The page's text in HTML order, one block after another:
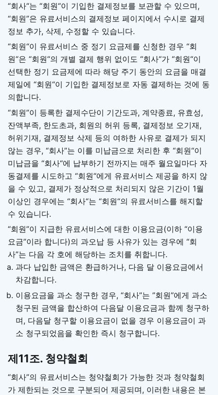
“회사“는 “회원“이 기입한 결제정보를 보관할 수 있으며,
“회원”은 유료서비스의 결제정보 페이지에서 수시로 결제
정보 추가, 삭제, 수정할 수 있습니다.
“회원“이 유료서비스 중 정기 요금제를 신청한 경우 “회
원“은 “회원“의 개별 결제 행위 없이도 “회사“가 “회원“이
선택한 정기 요금제에 따라 해당 주기 동안의 요금을 매결
제일에 “회원“이 기입한 결제정보로 자동 결제하는 것에 동
의합니다.
“회원”이 등록한 결제수단이 기간도과, 계약종료, 유효성,
잔액부족, 한도초과, 회원의 허위 등록, 결제정보 오기재,
허위기재, 결제정보 삭제 등의 여하한 사유로 결제가 되지
않는 경우, “회사”는 이를 미납금으로 처리한 후 “회원“이
미납금을 “회사“에 납부하기 전까지는 매주 월요일마다 자
동결제를 시도하고 “회원“에게 유료서비스 제공을 하지 않
을 수 있고, 결제가 정상적으로 처리되지 않은 기간이 1월
이상인 경우에는 “회사“는 “회원“의 유료서비스를 해지할
수 있습니다.
“회원”이 지급한 유료서비스에 대한 이용요금(이하 “이용
요금”이라 합니다)의 과오납 등 사유가 있는 경우에 “회
사”는 다음 각 호에 해당하는 조치를 취합니다.
과다 납입한 금액은 환급하거나, 다음 달 이용요금에서
차감합니다.
이용요금을 과소 청구한 경우, “회사”는 ”회원”에게 과소
청구된 금액을 합산하여 다음달 이용요금과 함께 청구하
며, 다음달 청구할 이용요금이 없을 경우 이용요금이 과
소 청구되었음을 확인한 즉시 청구합니다.
제11조. 청약철회
“회사”의 유료서비스는 청약철회가 가능한 것과 청약철회
가 제한되는 것으로 구분되어 제공되며, 이러한 내용은 본